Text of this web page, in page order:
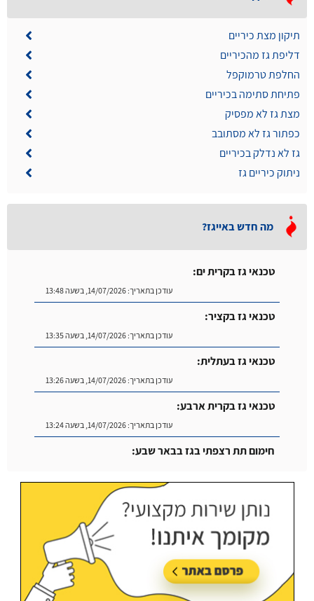
תיקון מצת כיריים
דליפת גז מהכיריים
החלפת טרמוקפל
פתיחת סתימה בכיריים
מצת גז לא מפסיק
כפתור גז לא מסתובב
גז לא נדלק בכיריים
ניתוק כיריים גז
מה חדש באייגז?
טכנאי גז בקרית ים:
עודכן בתאריך:14/07/2026, בשעה 13:48
טכנאי גז בקציר:
עודכן בתאריך:14/07/2026, בשעה 13:35
טכנאי גז בעתלית:
עודכן בתאריך:14/07/2026, בשעה 13:26
טכנאי גז בקרית ארבע:
עודכן בתאריך:14/07/2026, בשעה 13:24
חימום תת רצפתי בגז בבאר שבע: